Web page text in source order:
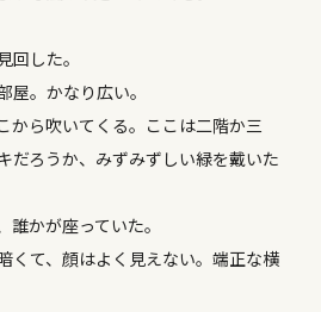
回した。
屋。かなり広い。
から吹いてくる。ここは二階か三
ろうか、みずみずしい緑を戴いた
かが座っていた。
くて、顔はよく見えない。端正な横